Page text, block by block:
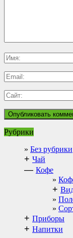
Рубрики
Без рубрики
+ Чай
— Кофе
+
+ Приборы
+ Напитки